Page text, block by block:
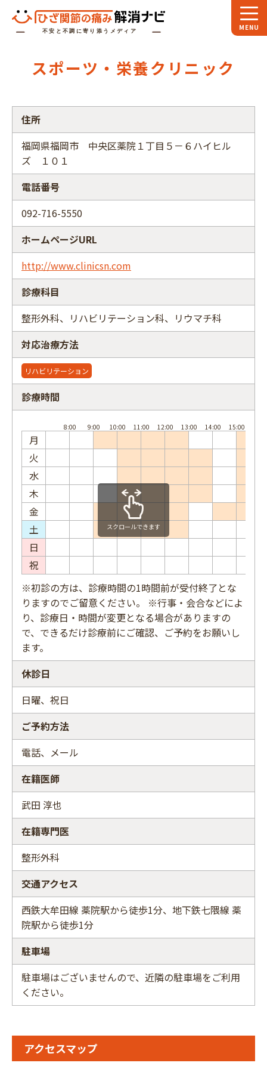
スペシャル 対談
お役立ちコラム
専門家インタビュー
フリーワード
スポーツ・栄養クリニック
住所
福岡県福岡市 中央区薬院１丁目５－６ハイヒル
ズ １０１
電話番号
092-716-5550
ホームページURL
http://www.clinicsn.com
診療科目
整形外科、リハビリテーション科、リウマチ科
対応治療方法
リハビリテーション
診療時間
月
火
水
木
金
土
日
祝
スクロールできます
※初診の方は、診療時間の1時間前が受付終了とな
りますのでご留意ください。 ※行事・会合などによ
り、診療日・時間が変更となる場合がありますの
で、できるだけ診療前にご確認、ご予約をお願いし
ます。
休診日
日曜、祝日
ご予約方法
電話、メール
在籍医師
武田 淳也
在籍専門医
整形外科
交通アクセス
西鉄大牟田線 薬院駅から徒歩1分、地下鉄七隈線 薬
院駅から徒歩1分
駐車場
駐車場はございませんので、近隣の駐車場をご利用
ください。
アクセスマップ